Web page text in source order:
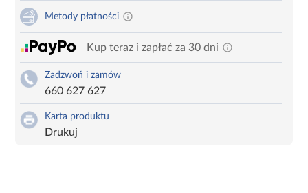
Metody płatności
Kup teraz i zapłać za 30 dni
Zadzwoń i zamów
660 627 627
Karta produktu
Drukuj